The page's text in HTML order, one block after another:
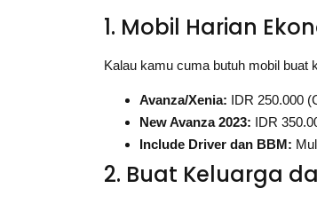
1. Mobil Harian
Kalau kamu cuma butuh mobil buat
Avanza/Xenia: IDR 250.000
New Avanza 2023: IDR
Include Driver dan BBM:
2. Buat Keluarga